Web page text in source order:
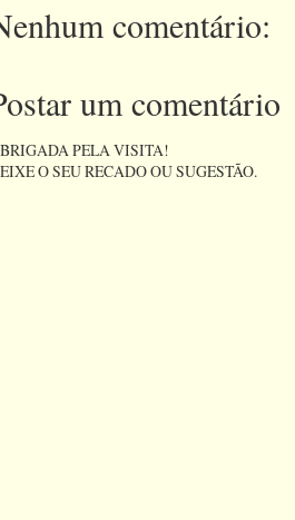
comentário:
um comentário
PELA VISITA!
O SEU RECADO OU SUGESTÃO.